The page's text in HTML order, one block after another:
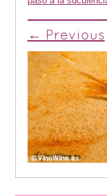
← Previous